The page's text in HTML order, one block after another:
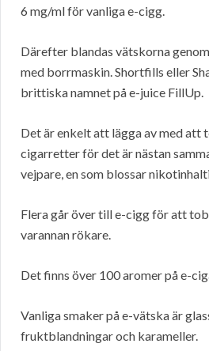
6 mg/ml för vanliga e-cigg.
Därefter blandas vätskorna
med borrmaskin. Shortfills eller
brittiska namnet på e-juice FillUp.
Det är enkelt att lägga av med att
cigarretter för det är nästan
vejpare, en som blossar
Flera går över till e-cigg för att
varannan rökare.
Det finns över 100 aromer på e-
Vanliga smaker på e-vätska är
fruktblandningar och karameller.